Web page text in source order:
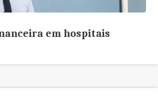
em hospitais